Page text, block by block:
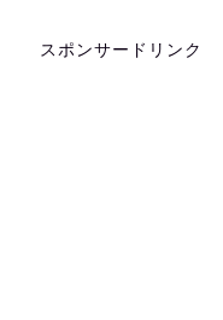
スポンサードリンク